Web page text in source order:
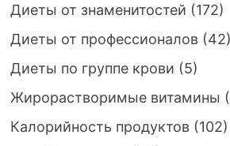
Диеты от знаменитостей (172)
Диеты от профессионалов(42)
Диеты по группе крови (5)
Жирорастворимые витамины
Калорийность продуктов(102)